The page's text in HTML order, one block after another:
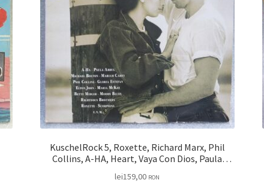
KuschelRock 5, Roxette, Richard Marx, Phil
Collins, A-HA, Heart, Vaya Con Dios, Paula
lei159,00 RON